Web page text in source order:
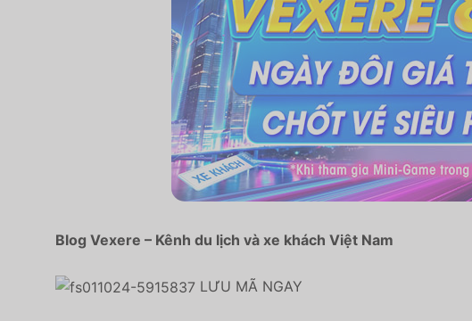
Blog Vexere – Kênh du lịch và xe khách Việt Nam
LƯU MÃ NGAY